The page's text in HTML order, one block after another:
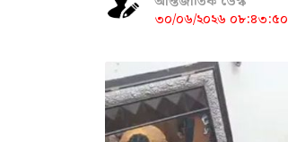
৩০/০৬/২০২৬ ০৮:৪৩:৫০